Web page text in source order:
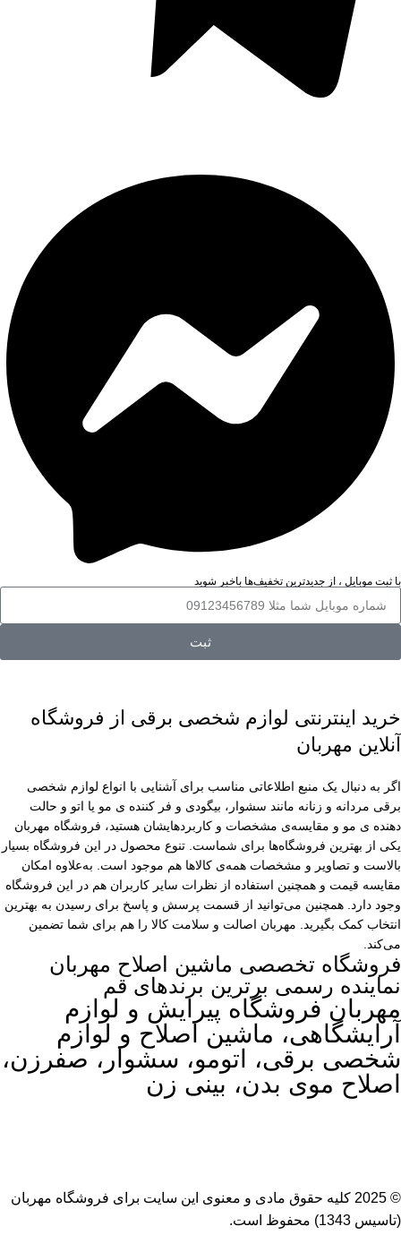
با ثبت موبایل ، از جدید‌ترین تخفیف‌ها با‌خبر شوید
ثبت
خرید اینترنتی لوازم شخصی برقی از فروشگاه
آنلاین مهربان
اگر به دنبال یک منبع اطلاعاتی مناسب برای آشنایی با انواع لوازم شخصی
برقی مردانه و زنانه مانند سشوار، بیگودی و فر کننده ی مو یا اتو و حالت
دهنده ی مو و مقایسه‌ی مشخصات و کاربردهایشان هستید، فروشگاه مهربان
یکی از بهترین فروشگاه‌ها برای شماست. تنوع محصول در این فروشگاه بسیار
بالاست و تصاویر و مشخصات همه‌ی کالاها هم موجود است. به‌علاوه امکان
مقایسه قیمت و همچنین استفاده از نظرات سایر کاربران هم در این فروشگاه
وجود دارد. همچنین می‌توانید از قسمت پرسش و پاسخ برای رسیدن به بهترین
انتخاب کمک بگیرید. مهربان اصالت و سلامت کالا را هم برای شما تضمین
می‌کند.
فروشگاه تخصصی ماشین اصلاح مهربان
نماینده رسمی برترین برندهای قم
مهربان فروشگاه پیرایش و لوازم
آرایشگاهی، ماشین اصلاح و لوازم
شخصی برقی، اتومو، سشوار، صفرزن،
اصلاح موی بدن، بینی زن
© 2025 کلیه حقوق مادی و معنوی این سایت برای
فروشگاه مهربان
(تاسیس 1343) محفوظ است.